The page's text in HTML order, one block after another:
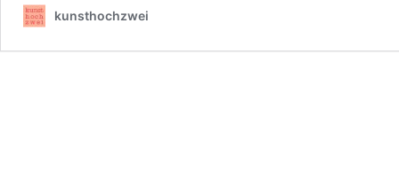
kunsthochzwei